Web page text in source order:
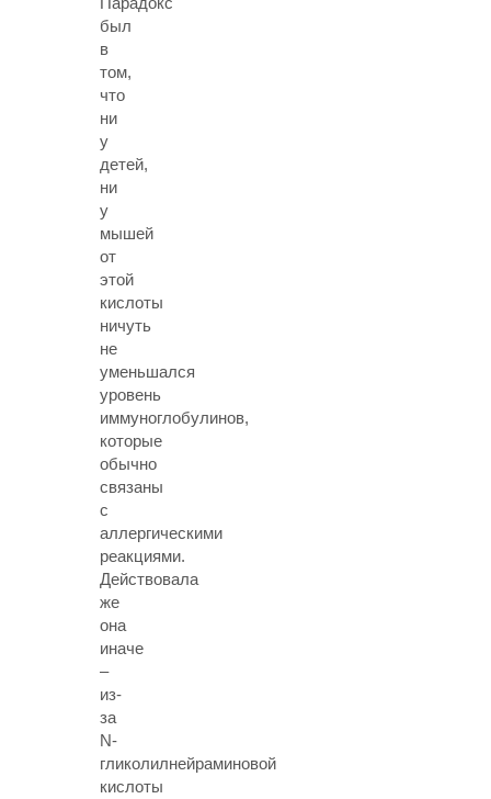
был
в
том,
что
ни
у
детей,
ни
у
мышей
от
этой
кислоты
ничуть
не
уменьшался
уровень
иммуноглобулинов,
которые
обычно
связаны
с
аллергическими
реакциями.
Действовала
же
она
иначе
–
из-
за
N-
гликолилнейраминовой
кислоты